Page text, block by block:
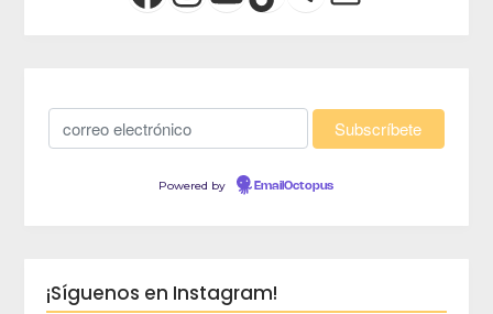
Powered by EmailOctopus
¡Síguenos en Instagram!